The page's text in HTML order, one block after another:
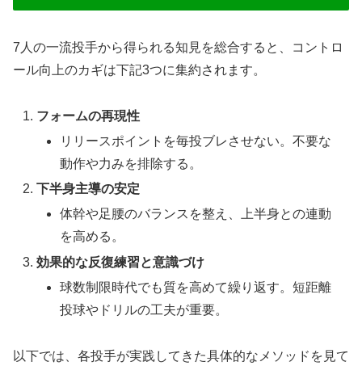
7人の一流投手から得られる知見を総合すると、コントロ
ール向上のカギは下記3つに集約されます。
フォームの再現性
リリースポイントを毎投ブレさせない。不要な
動作や力みを排除する。
下半身主導の安定
体幹や足腰のバランスを整え、上半身との連動
を高める。
効果的な反復練習と意識づけ
球数制限時代でも質を高めて繰り返す。短距離
投球やドリルの工夫が重要。
以下では、各投手が実践してきた具体的なメソッドを見て